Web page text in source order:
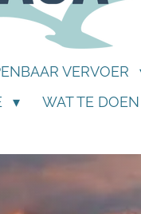
VERVOER
WAT TE DOEN